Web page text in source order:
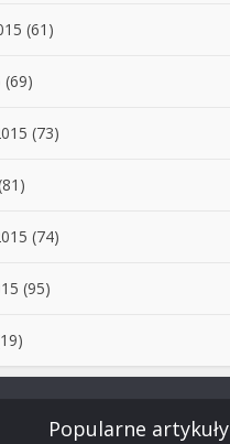
(61)
(69)
(73)
(74)
(95)
Popularne artykuły